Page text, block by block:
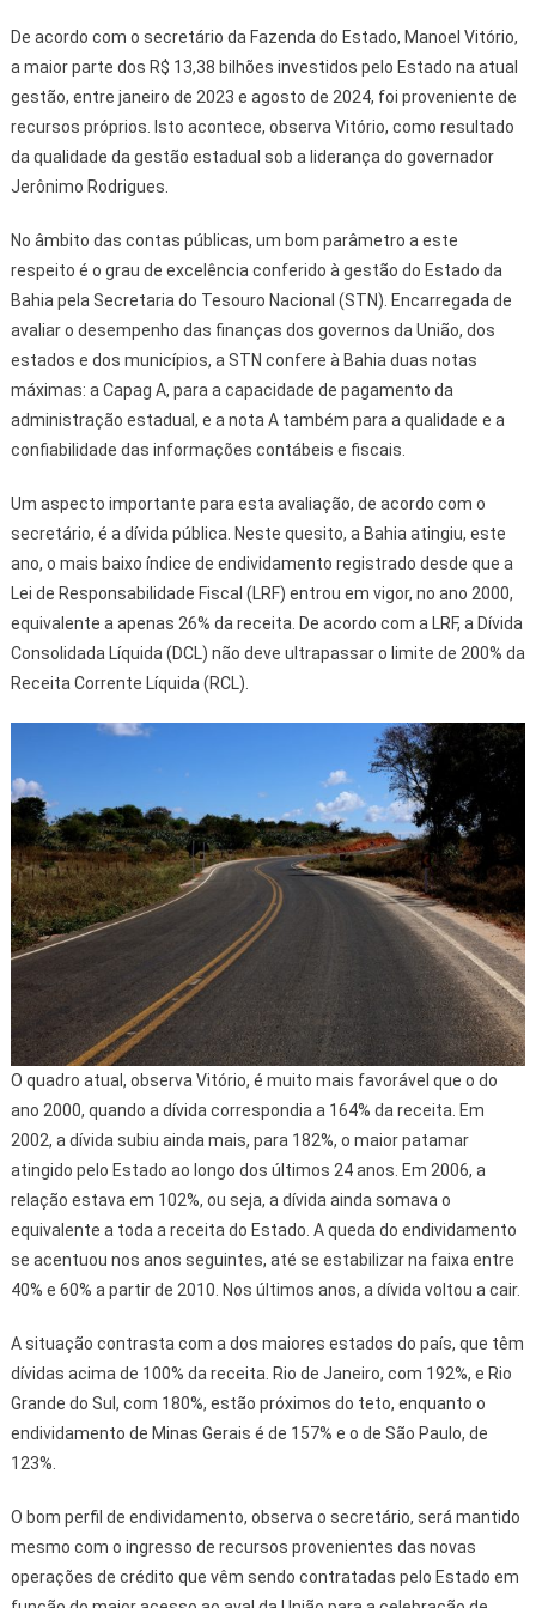
De acordo com o secretário da Fazenda do Estado, Manoel Vitório,
a maior parte dos R$ 13,38 bilhões investidos pelo Estado na atual
gestão, entre janeiro de 2023 e agosto de 2024, foi proveniente de
recursos próprios. Isto acontece, observa Vitório, como resultado
da qualidade da gestão estadual sob a liderança do governador
Jerônimo Rodrigues.
No âmbito das contas públicas, um bom parâmetro a este
respeito é o grau de excelência conferido à gestão do Estado da
Bahia pela Secretaria do Tesouro Nacional (STN). Encarregada de
avaliar o desempenho das finanças dos governos da União, dos
estados e dos municípios, a STN confere à Bahia duas notas
máximas: a Capag A, para a capacidade de pagamento da
administração estadual, e a nota A também para a qualidade e a
confiabilidade das informações contábeis e fiscais.
Um aspecto importante para esta avaliação, de acordo com o
secretário, é a dívida pública. Neste quesito, a Bahia atingiu, este
ano, o mais baixo índice de endividamento registrado desde que a
Lei de Responsabilidade Fiscal (LRF) entrou em vigor, no ano 2000,
equivalente a apenas 26% da receita. De acordo com a LRF, a Dívida
Consolidada Líquida (DCL) não deve ultrapassar o limite de 200% da
Receita Corrente Líquida (RCL).
O quadro atual, observa Vitório, é muito mais favorável que o do
ano 2000, quando a dívida correspondia a 164% da receita. Em
2002, a dívida subiu ainda mais, para 182%, o maior patamar
atingido pelo Estado ao longo dos últimos 24 anos. Em 2006, a
relação estava em 102%, ou seja, a dívida ainda somava o
equivalente a toda a receita do Estado. A queda do endividamento
se acentuou nos anos seguintes, até se estabilizar na faixa entre
40% e 60% a partir de 2010. Nos últimos anos, a dívida voltou a cair.
A situação contrasta com a dos maiores estados do país, que têm
dívidas acima de 100% da receita. Rio de Janeiro, com 192%, e Rio
Grande do Sul, com 180%, estão próximos do teto, enquanto o
endividamento de Minas Gerais é de 157% e o de São Paulo, de
123%.
O bom perfil de endividamento, observa o secretário, será mantido
mesmo com o ingresso de recursos provenientes das novas
operações de crédito que vêm sendo contratadas pelo Estado em